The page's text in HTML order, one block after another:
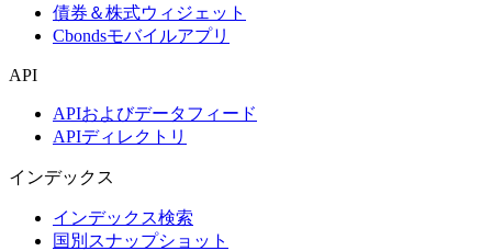
債券＆株式ウィジェット
Cbondsモバイルアプリ
API
APIおよびデータフィード
APIディレクトリ
インデックス
インデックス検索
国別スナップショット